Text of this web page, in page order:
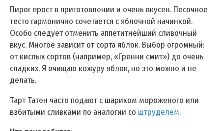
Пирог прост в приготовлении и очень вкусен. Песочное
тесто гармонично сочетается с яблочной начинкой.
Особо следует отменить аппетитнейший сливочный
вкус. Многое зависит от сорта яблок. Выбор огромный:
от кислых сортов (например, «Гренни смит») до очень
сладких. Я очищаю кожуру яблок, но это можно и не
делать.
Тарт Татен часто подают с шариком мороженого или
взбитыми сливками по аналогии со штруделем.